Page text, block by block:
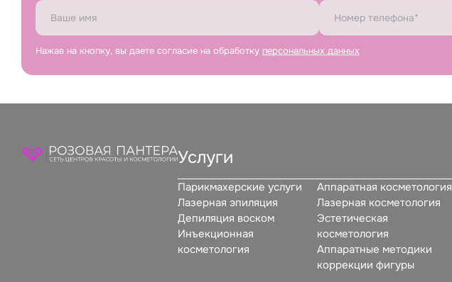
Нажав на кнопку, вы даете согласие на обработку персональных данных
Услуги
Парикмахерские услуги
Лазерная эпиляция
Депиляция воском
Инъекционная
косметология
Аппаратная косметология
Лазерная косметология
Эстетическая
косметология
Аппаратные методики
коррекции фигуры